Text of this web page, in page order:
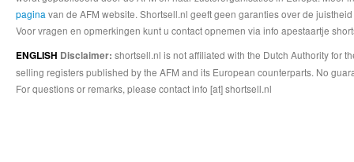
pagina van de AFM website. Shortsell.nl geeft geen garanties over de
Voor vragen en opmerkingen kunt u contact opnemen via info apestaartje
ENGLISH Disclaimer: shortsell.nl is not affiliated with the Dutch Authority for
selling registers published by the AFM and its European counterparts. No
For questions or remarks, please contact info [at] shortsell.nl